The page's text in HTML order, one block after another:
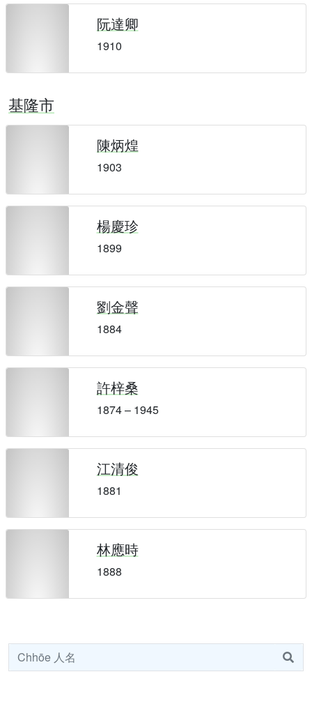
阮達卿
1910
基隆市
陳炳煌
1903
楊慶珍
1899
劉金聲
1884
許梓桑
1874 – 1945
江清俊
1881
林應時
1888